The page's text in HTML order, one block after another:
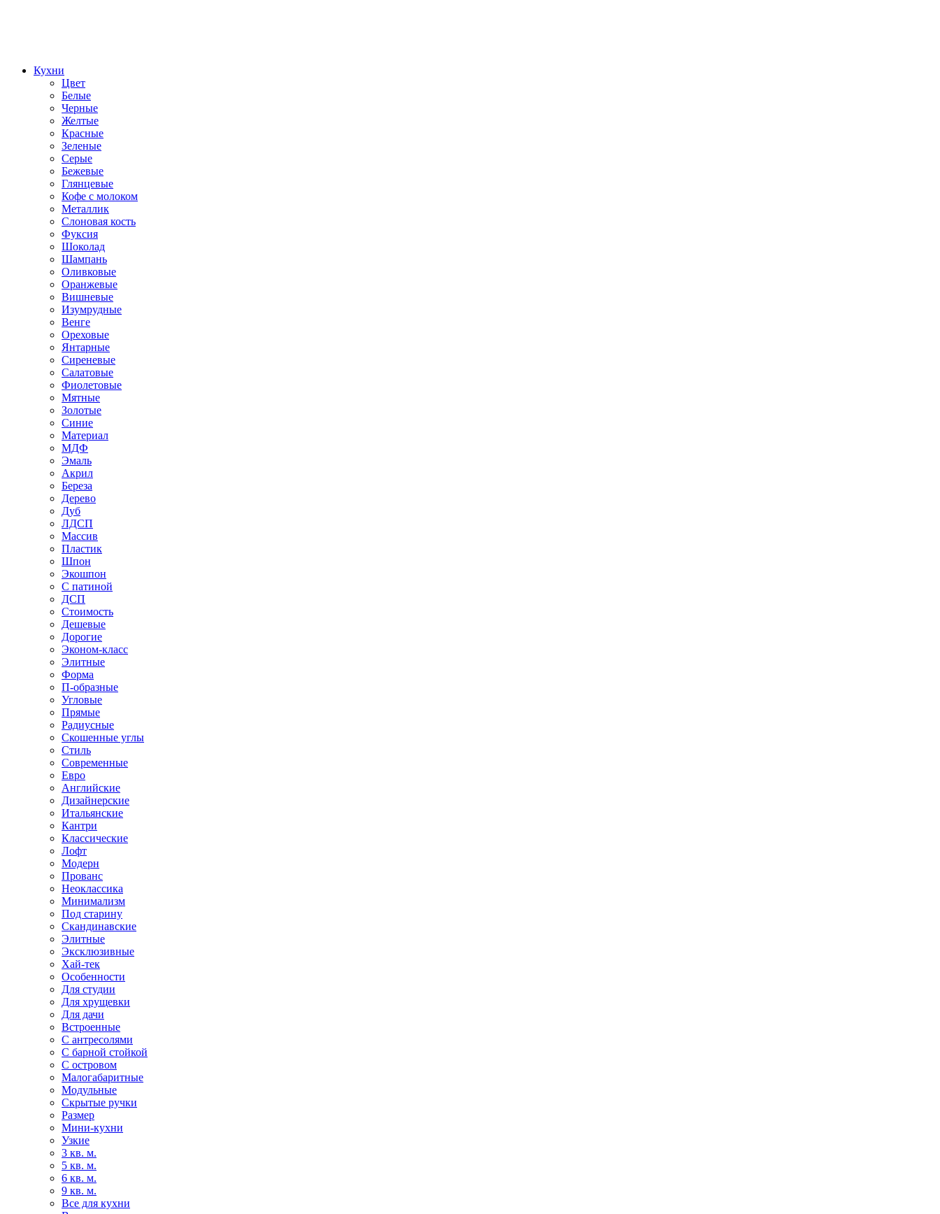
Кухни
Цвет
Белые
Черные
Желтые
Красные
Зеленые
Серые
Бежевые
Глянцевые
Кофе с молоком
Металлик
Слоновая кость
Фуксия
Шоколад
Шампань
Оливковые
Оранжевые
Вишневые
Изумрудные
Венге
Ореховые
Янтарные
Сиреневые
Салатовые
Фиолетовые
Мятные
Золотые
Синие
Материал
МДФ
Эмаль
Акрил
Береза
Дерево
Дуб
ЛДСП
Массив
Пластик
Шпон
Экошпон
С патиной
ДСП
Стоимость
Дешевые
Дорогие
Эконом-класс
Элитные
Форма
П-образные
Угловые
Прямые
Радиусные
Скошенные углы
Стиль
Современные
Евро
Английские
Дизайнерские
Итальянские
Кантри
Классические
Лофт
Модерн
Прованс
Неоклассика
Минимализм
Под старину
Скандинавские
Элитные
Эксклюзивные
Хай-тек
Особенности
Для студии
Для хрущевки
Для дачи
Встроенные
С антресолями
С барной стойкой
С островом
Малогабаритные
Модульные
Скрытые ручки
Размер
Мини-кухни
Узкие
3 кв. м.
5 кв. м.
6 кв. м.
9 кв. м.
Все для кухни